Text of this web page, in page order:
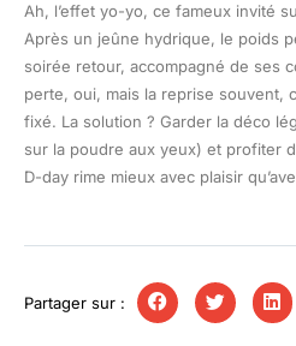
Ah, l’effet yo-yo, ce fameux invité
Après un jeûne hydrique, le poids
soirée retour, accompagné de ses
perte, oui, mais la reprise souvent,
fixé. La solution ? Garder la déco
sur la poudre aux yeux) et profiter
D-day rime mieux avec plaisir
Partager sur :